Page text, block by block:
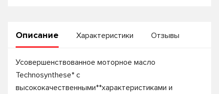
Описание Характеристики Отзывы
Усовершенствованное моторное масло
Technosynthese* с
высококачественными**характеристиками и